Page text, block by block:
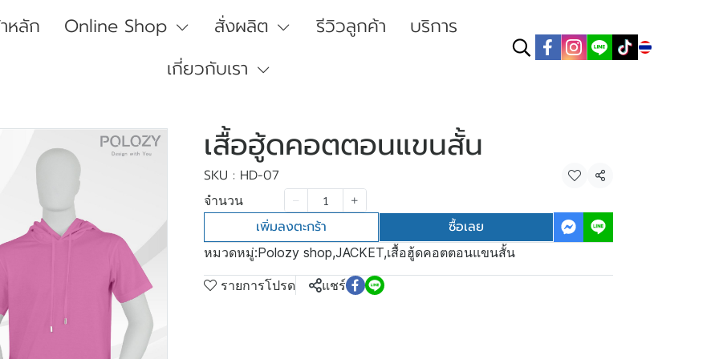
หลัก Online Shop สั่งผลิต รีวิวลูกค้า
บริการ
เกี่ยวกับเรา
เสื้อฮู้ดคอตตอนแขนสั้น
SKU : HD-07 แชร์
จำนวน
เพิ่มลงตะกร้า ซื้อเลย
หมวดหมู่:Polozy shop,JACKET,เสื้อฮู้ดคอตตอนแขนสั้น
รายการโปรด แชร์